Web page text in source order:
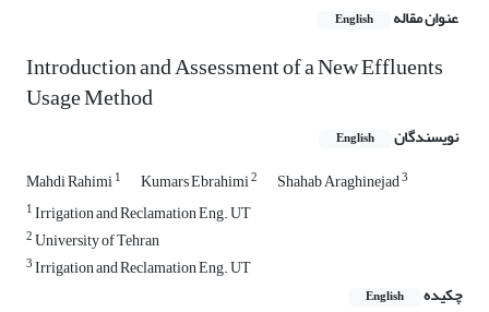
عنوان مقاله English
Introduction and Assessment of a New Effluents
Usage Method
نویسندگان English
Mahdi Rahimi1 Kumars Ebrahimi2 Shahab Araghinejad3
1Irrigation and Reclamation Eng. UT
2University of Tehran
3Irrigation and Reclamation Eng. UT
چکیده
English